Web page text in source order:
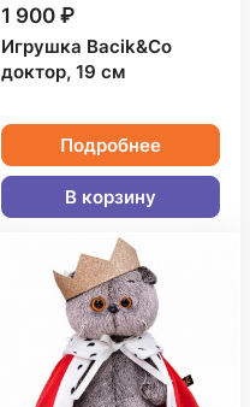
1 900 ₽
Игрушка Bacik&Co
доктор, 19 см
Подробнее
В корзину